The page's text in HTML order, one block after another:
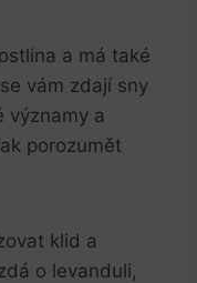
a má také
vám zdají sny
významy a
porozumět
klid a
o levanduli,